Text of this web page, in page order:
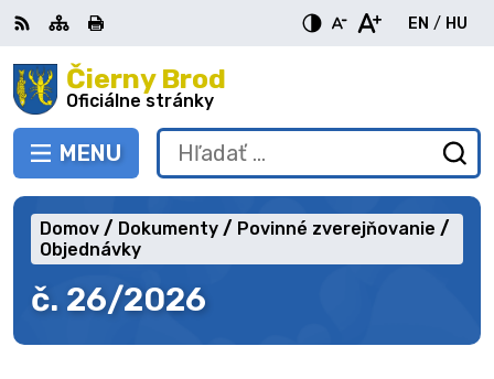
Preskočiť
na
obsah Čierny Brod
Oficiálne stránky
PREPNÚŤ
MENU
RSS MapaTlačiť
EN
English
/ HU
Hľadať:
č. 26/2026
Domov Dokumenty
Povinné zverejňovanie
Objednávky